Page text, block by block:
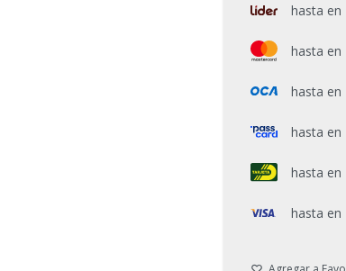
hasta en
hasta en
hasta en
hasta en
hasta en
hasta en